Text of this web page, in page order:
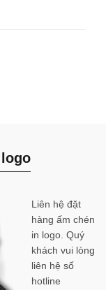
Liên hệ đặt
hàng ấm chén
in logo. Quý
khách vui lòng
liên hệ số
hotline